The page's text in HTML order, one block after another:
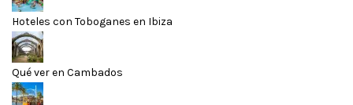
Hoteles con Toboganes en Ibiza
Qué ver en Cambados